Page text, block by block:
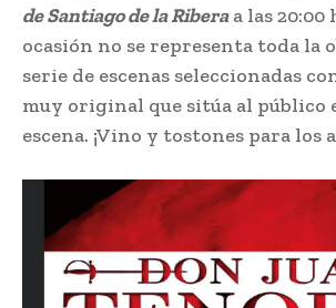
de Santiago de la Riberaa las 20:00
ocasión no se representa toda la
serie de escenas seleccionadas
muy original que sitúa al público
escena. ¡Vino y tostones para los